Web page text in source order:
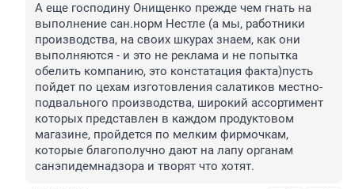
А еще господину Онищенко прежде чем гнать на
выполнение сан.норм Нестле (а мы, работники
производства, на своих шкурах знаем, как они
выполняются - и это не реклама и не попытка
обелить компанию, это констатация факта)пусть
пойдет по цехам изготовления салатиков местно-
подвального производства, широкий ассортимент
которых представлен в каждом продуктовом
магазине, пройдется по мелким фирмочкам,
которые благополучно дают на лапу органам
санэпидемнадзора и творят что хотят.